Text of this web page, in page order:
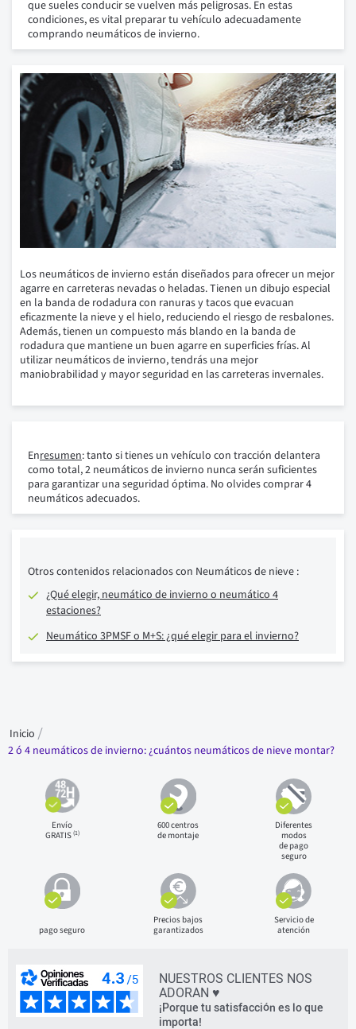
que sueles conducir se vuelven más peligrosas. En estas
condiciones, es vital preparar tu vehículo adecuadamente
comprando neumáticos de invierno.
Los neumáticos de invierno están diseñados para ofrecer un mejor
agarre en carreteras nevadas o heladas. Tienen un dibujo especial
en la banda de rodadura con ranuras y tacos que evacuan
eficazmente la nieve y el hielo, reduciendo el riesgo de resbalones.
Además, tienen un compuesto más blando en la banda de
rodadura que mantiene un buen agarre en superficies frías. Al
utilizar neumáticos de invierno, tendrás una mejor
maniobrabilidad y mayor seguridad en las carreteras invernales.
Enresumen: tanto si tienes un vehículo con tracción delantera
como total, 2 neumáticos de invierno nunca serán suficientes
para garantizar una seguridad óptima. No olvides comprar 4
neumáticos adecuados.
Otros contenidos relacionados con Neumáticos de nieve :
¿Qué elegir, neumático de invierno o neumático 4
estaciones?
Neumático 3PMSF o M+S: ¿qué elegir para el invierno?
Inicio
2 ó 4 neumáticos de invierno: ¿cuántos neumáticos de nieve montar?
Envío
GRATIS(1)
600 centros
de montaje
Diferentes
modos
de pago
seguro
pago seguro
Precios bajos
garantizados
Servicio de
atención
NUESTROS CLIENTES NOS
ADORAN ♥
¡Porque tu satisfacción es lo que
importa!